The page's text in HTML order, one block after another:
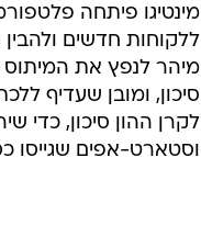
מינטיגו פיתחה
ללקוחות חדשים
מיהר לנפץ את המיתוס
סיכון, ומובן שעדיף
לקרן ההון סיכון, כדי
וסטארט-אפים שגייסו